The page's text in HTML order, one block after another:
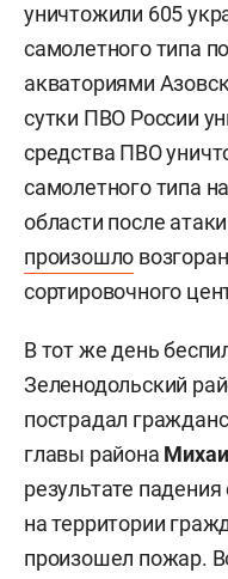
уничтожили 605
самолетного типа
акваториями
сутки ПВО России
средства ПВО
самолетного типа
области после
произошло
сортировочного
В тот же день
Зеленодольский
пострадал
главы района
результате
на территории
произошел пожар.